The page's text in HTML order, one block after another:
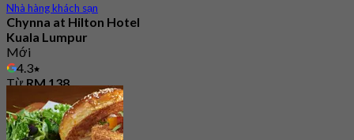
Nhà hàng khách sạn
Chynna at Hilton Hotel
Kuala Lumpur
Mới
4.3
TừRM 138